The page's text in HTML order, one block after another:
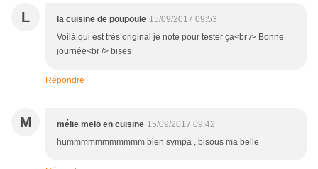
L la cuisine de poupoule 15/09/2017 09:53
Voilà qui est très original je note pour tester ça<br /> Bonne
journée<br /> bises
Répondre
M mélie melo en cuisine 15/09/2017 09:42
hummmmmmmmmmm bien sympa , bisous ma belle